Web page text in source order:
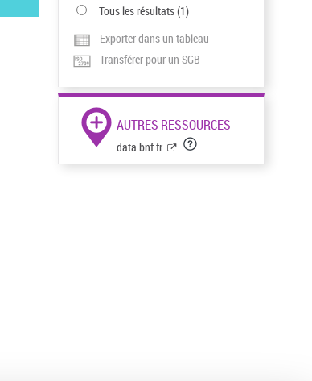
Tous les résultats(1)
Exporter dans un tableau
Transférer pour un SGB
AUTRES RESSOURCES
data.bnf.fr